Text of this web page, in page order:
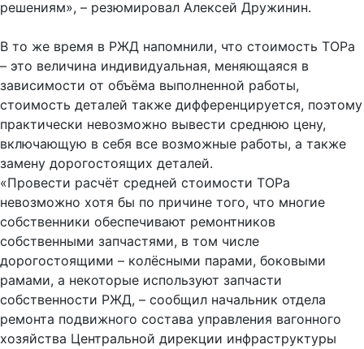
решениям», – резюмировал Алексей Дружинин.
В то же время в РЖД напомнили, что стоимость ТОРа
– это величина индивидуальная, меняющаяся в
зависимости от объёма выполненной работы,
стоимость деталей также дифференцируется, поэтому
практически невозможно вывести среднюю цену,
включающую в себя все возможные работы, а также
замену дорогостоящих деталей.
«Провести расчёт средней стоимости ТОРа
невозможно хотя бы по причине того, что многие
собственники обеспечивают ремонтников
собственными запчастями, в том числе
дорогостоящими – колёсными парами, боковыми
рамами, а некоторые используют запчасти
собственности РЖД, – сообщил начальник отдела
ремонта подвижного состава управления вагонного
хозяйства Центральной дирекции инфраструктуры